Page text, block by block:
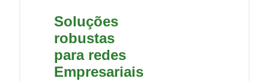
Soluções
robustas
para redes
Empresariais